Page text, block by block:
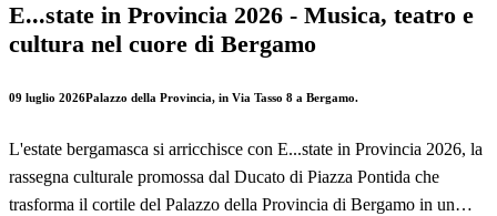
E...state in Provincia 2026 - Musica, teatro e
cultura nel cuore di Bergamo
09 luglio 2026Palazzo della Provincia, in Via Tasso 8 a Bergamo.
L'estate bergamasca si arricchisce con E...state in Provincia 2026, la
rassegna culturale promossa dal Ducato di Piazza Pontida che
trasforma il cortile del Palazzo della Provincia di Bergamo in un